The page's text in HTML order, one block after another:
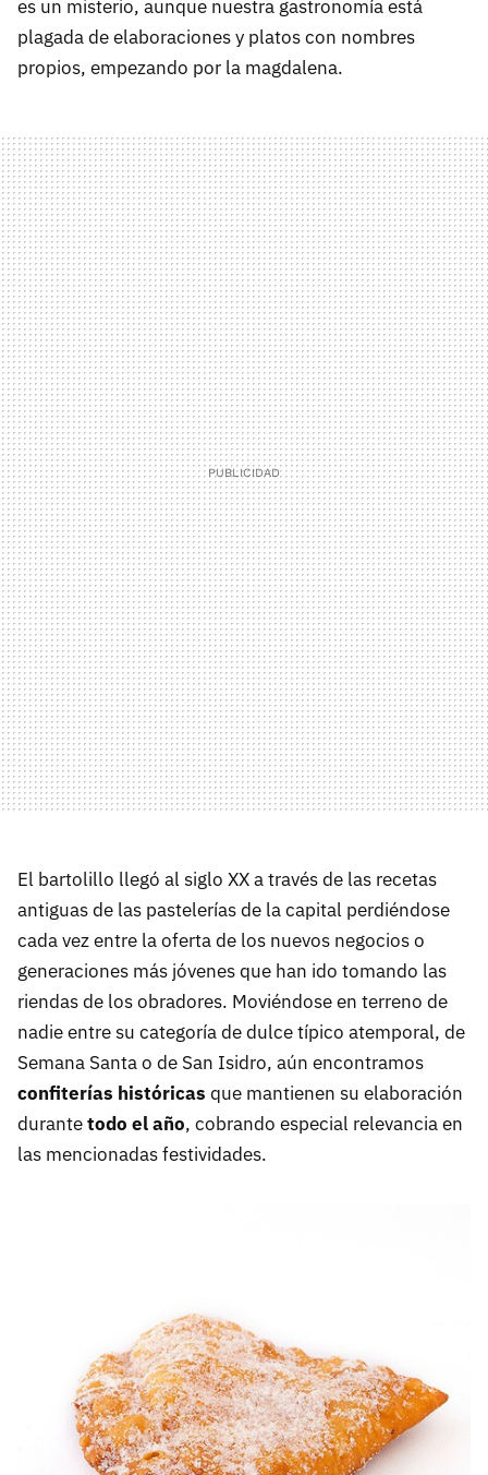
es un misterio, aunque nuestra gastronomía está
plagada de elaboraciones y platos con nombres
propios, empezando por la magdalena.
El bartolillo llegó al siglo XX a través de las recetas
antiguas de las pastelerías de la capital perdiéndose
cada vez entre la oferta de los nuevos negocios o
generaciones más jóvenes que han ido tomando las
riendas de los obradores. Moviéndose en terreno de
nadie entre su categoría de dulce típico atemporal, de
Semana Santa o de San Isidro, aún encontramos
confiterías históricas que mantienen su elaboración
durantetodo el año, cobrando especial relevancia en
las mencionadas festividades.